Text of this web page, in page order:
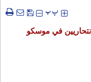
‍‍‍ پپ